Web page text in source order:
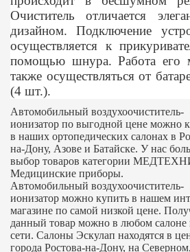
Очиститель отличается
дизайном. Подключение
осуществляется к
помощью шнура. Работа его
также осуществляться от
(4 шт.).
Автомобильный воздухоочиститель-
ионизатор по выгодной цене можно
в наших ортопедических салонах в
на-Дону, Азове и Батайске. У нас
выбор товаров категории
Медицинские приборы.
Автомобильный воздухоочиститель-
ионизатор можно купить в нашем
магазине по самой низкой цене.
данный товар можно в любом салоне
сети. Салоны Эскулап находятся в
города Ростова-на-Дону, на